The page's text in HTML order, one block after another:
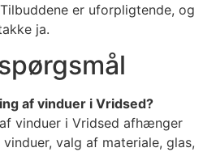
er uforpligtende, og
ja.
af vinduer i Vridsed?
vinduer i Vridsed afhænger
valg af materiale, glas,